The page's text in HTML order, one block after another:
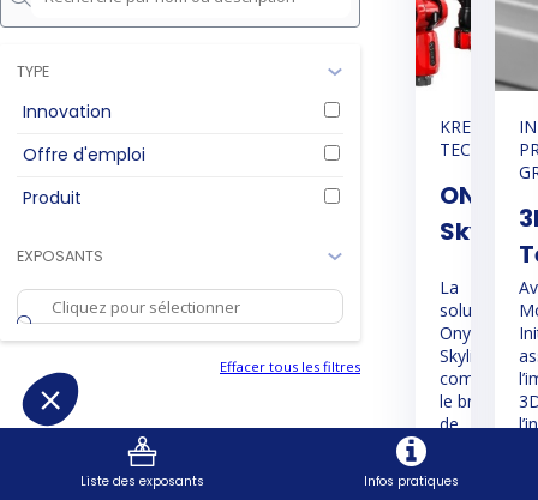
TYPE
Innovation
Offre d'emploi
Produit
EXPOSANTS
Effacer tous les filtres
ONYX
Skyline
La
solution
Onyx
Skyline
combine
le bras
de
avec un
KREON
Liste des exposants Infos pratiques